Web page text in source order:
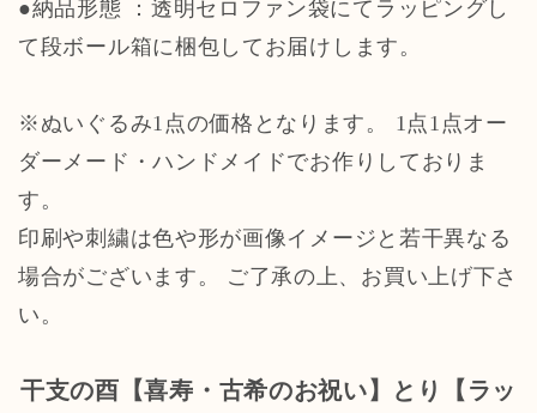
●納品形態 ：透明セロファン袋にてラッピングし
て段ボール箱に梱包してお届けします。
※ぬいぐるみ1点の価格となります。 1点1点オー
ダーメード・ハンドメイドでお作りしておりま
す。
印刷や刺繍は色や形が画像イメージと若干異なる
場合がございます。 ご了承の上、お買い上げ下さ
い。
干支の酉【喜寿・古希のお祝い】とり【ラッ